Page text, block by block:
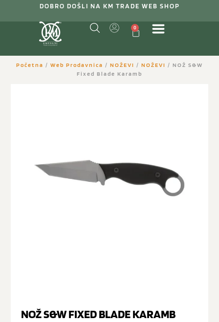
DOBRO DOŠLI NA KM TRADE WEB SHOP
0
Početna / Web Prodavnica / NOŽEVI / NOŽEVI / NOŽ S&W
Fixed Blade Karamb
NOŽ S&W FIXED BLADE KARAMB